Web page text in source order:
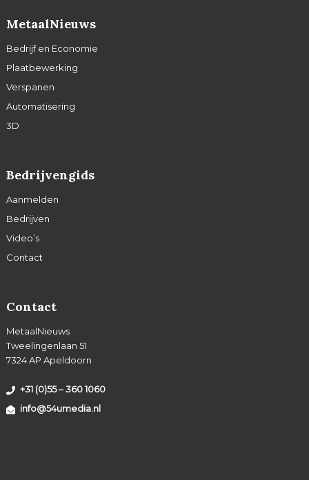
MetaalNieuws
Bedrijf en Economie
Plaatbewerking
Verspanen
Automatisering
3D
Bedrijvengids
Aanmelden
Bedrijven
Video’s
Contact
Contact
MetaalNieuws
Tweelingenlaan 51
7324 AP Apeldoorn
+31 (0)55 – 360 1060
info@54umedia.nl